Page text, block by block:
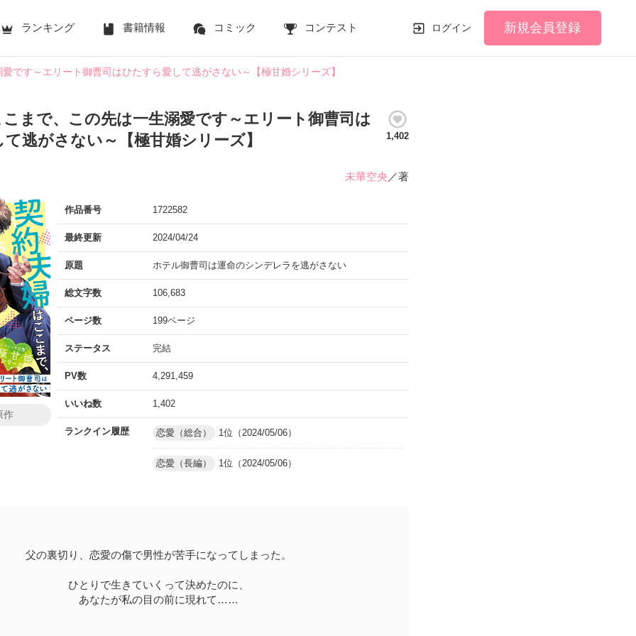
ランキング 書籍情報 コミック コンテスト ログイン 新規会員登録
です～エリート御曹司はひたすら愛して逃がさない～【極甘婚シリーズ】
まで、この先は一生溺愛です～エリート御曹司は
逃がさない～【極甘婚シリーズ】
1,402
未華空央 ／著
作
作品番号 1722582
最終更新 2024/04/24
原題 ホテル御曹司は運命のシンデレラを逃がさない
総文字数 106,683
ページ数 199ページ
ステータス 完結
PV数 4,291,459
いいね数 1,402
ランクイン履歴 恋愛（総合） 1位（2024/05/06）
恋愛（長編） 1位（2024/05/06）
父の裏切り、恋愛の傷で男性が苦手になってしまった。
ひとりで生きていくって決めたのに、
あなたが私の目の前に現れて……